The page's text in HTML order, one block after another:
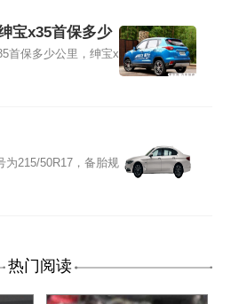
宝x35首保多少
首保多少公里，绅宝x
为215/50R17，备胎规
热门阅读